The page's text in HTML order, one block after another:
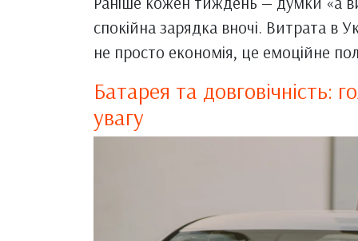
спокійна зарядка вночі. Витрата в
не просто економія, це емоційне
Батарея та довговічність:
увагу